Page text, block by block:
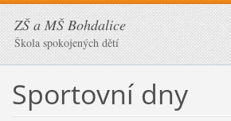
ZŠ a MŠ Bohdalice
Škola spokojených dětí
Sportovní dny